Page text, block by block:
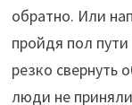
обратно. Или
пройдя пол
резко свернуть
люди не